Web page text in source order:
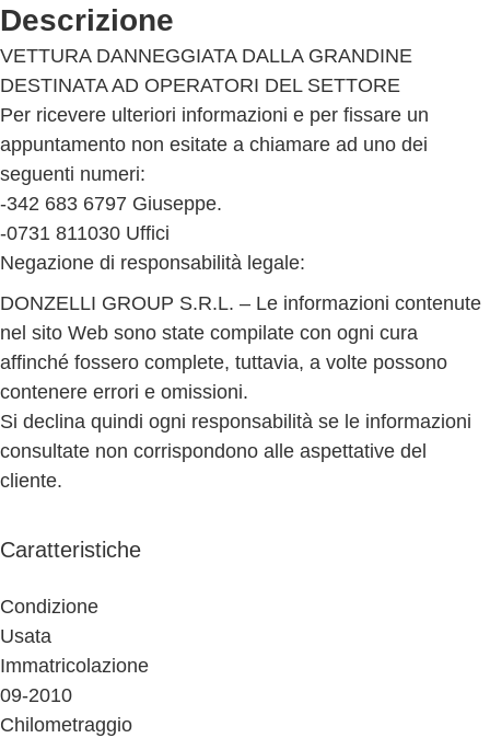
Descrizione
VETTURA DANNEGGIATA DALLA GRANDINE
DESTINATA AD OPERATORI DEL SETTORE
Per ricevere ulteriori informazioni e per fissare un
appuntamento non esitate a chiamare ad uno dei
seguenti numeri:
-342 683 6797 Giuseppe.
-0731 811030 Uffici
Negazione di responsabilità legale:
DONZELLI GROUP S.R.L. – Le informazioni contenute
nel sito Web sono state compilate con ogni cura
affinché fossero complete, tuttavia, a volte possono
contenere errori e omissioni.
Si declina quindi ogni responsabilità se le informazioni
consultate non corrispondono alle aspettative del
cliente.
Caratteristiche
Condizione
Usata
Immatricolazione
09-2010
Chilometraggio